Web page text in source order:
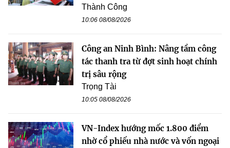
Thành Công
10:06 08/08/2026
Công an Ninh Bình: Nâng tầm công
tác thanh tra từ đợt sinh hoạt chính
trị sâu rộng
Trọng Tài
10:05 08/08/2026
VN-Index hướng mốc 1.800 điểm
nhờ cổ phiếu nhà nước và vốn ngoại